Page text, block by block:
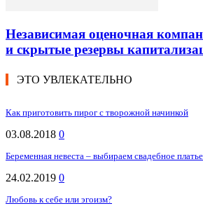
Независимая оценочная
и скрытые резервы
ЭТО УВЛЕКАТЕЛЬНО
Как приготовить пирог с творожной начинкой
03.08.2018 0
Беременная невеста – выбираем свадебное
24.02.2019 0
Любовь к себе или эгоизм?